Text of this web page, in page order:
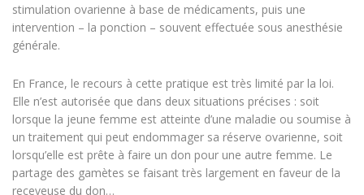
stimulation ovarienne à base de médicaments, puis une
intervention – la ponction – souvent effectuée sous anesthésie
générale.
En France, le recours à cette pratique est très limité par la loi.
Elle n’est autorisée que dans deux situations précises : soit
lorsque la jeune femme est atteinte d’une maladie ou soumise à
un traitement qui peut endommager sa réserve ovarienne, soit
lorsqu’elle est prête à faire un don pour une autre femme. Le
partage des gamètes se faisant très largement en faveur de la
receveuse du don…